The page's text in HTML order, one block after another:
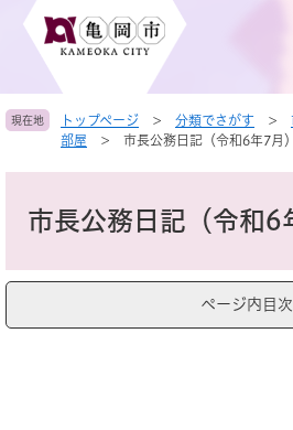
頭
す
飛
し
現在地 トップページ > 分類でさがす >
部屋
> 市長公務日記（令和6年7月）
市長公務日記（令和6
ページ内目次